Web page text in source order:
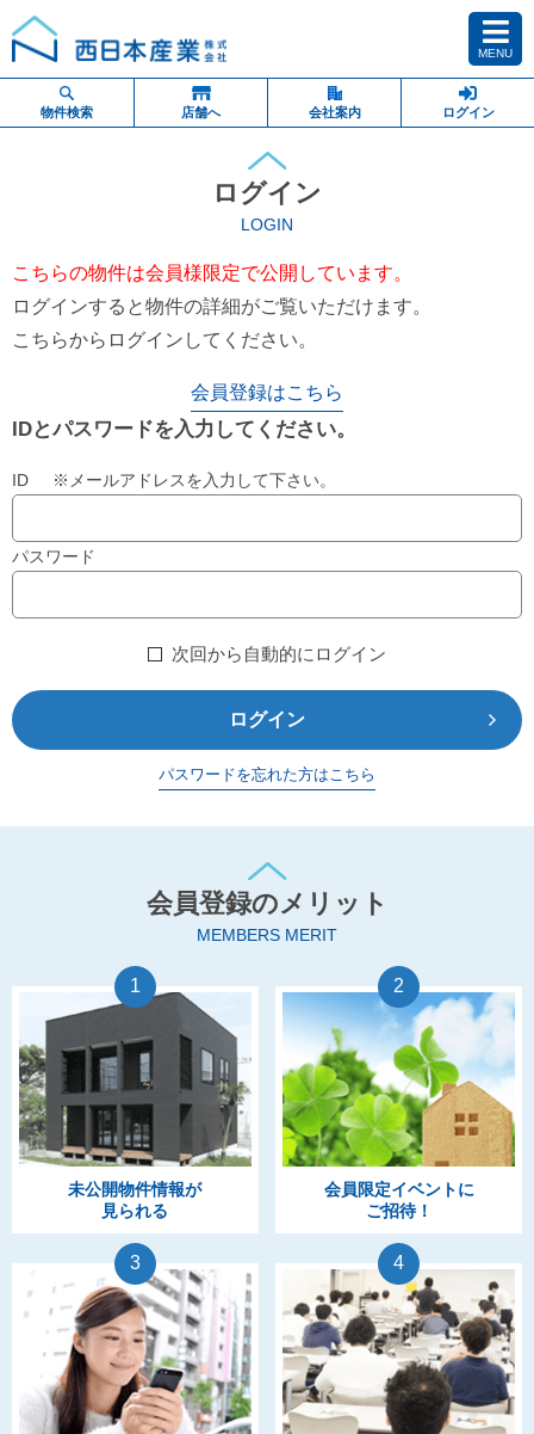
MENU
物件検索 店舗へ 会社案内 ログイン
ログイン
LOGIN
こちらの物件は会員様限定で公開しています。
ログインすると物件の詳細がご覧いただけます。
こちらからログインしてください。
会員登録はこちら
IDとパスワードを入力してください。
ID ※メールアドレスを入力して下さい。
パスワード
次回から自動的にログイン
ログイン
パスワードを忘れた方はこちら
会員登録のメリット
MEMBERS MERIT
1
未公開物件情報が
見られる
2
会員限定イベントに
ご招待！
3 4